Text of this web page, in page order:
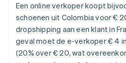
Een online verkoper koopt
schoenen uit Colombia voor €
dropshipping aan een klant in
geval moet de e-verkoper € 4
(20% over € 20, wat